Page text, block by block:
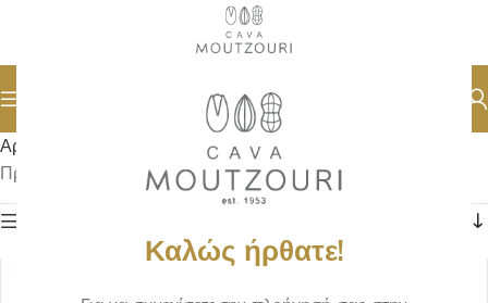
Καλώς ήρθατε!
Αρχική σελίδα DELICATESSEN
ΕΛΙΕΣ ΚΑΛΑΜΑΤΑΣ
Προβάλλονται όλα - 9 αποτελέσματα